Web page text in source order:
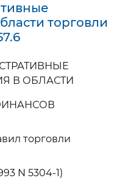
торговли
В ОБЛАСТИ
торговли
N 5304-1)